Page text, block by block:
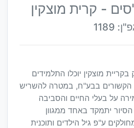
- קרית מוצקין
מוצקין יוכלו התלמידים
הקשורים בבע"ח, במטרה להשריש
על בעלי החיים והסביבה
הסיור יתמקד באחד ממגוון
ע"פ גיל הילדים ותוכנית